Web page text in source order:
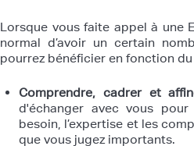
Lorsque vous faite appel à une
normal d’avoir un certain
pourrez bénéficier en fonction
Comprendre, cadrer et
d'échanger avec vous
besoin, l’expertise et les
que vous jugez importants.